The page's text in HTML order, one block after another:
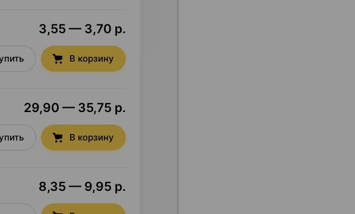
3,55 — 3,70 р.
В корзину
29,90 — 35,75 р.
В корзину
8,35 — 9,95 р.